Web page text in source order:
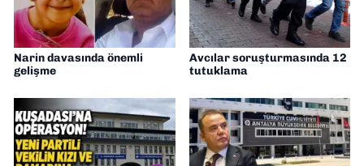
Narin davasında önemli
gelişme
Avcılar soruşturmasında 12
tutuklama